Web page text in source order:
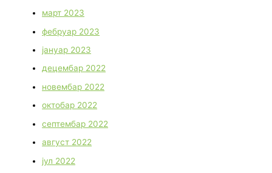
март 2023
фебруар 2023
јануар 2023
децембар 2022
новембар 2022
октобар 2022
септембар 2022
август 2022
јул 2022